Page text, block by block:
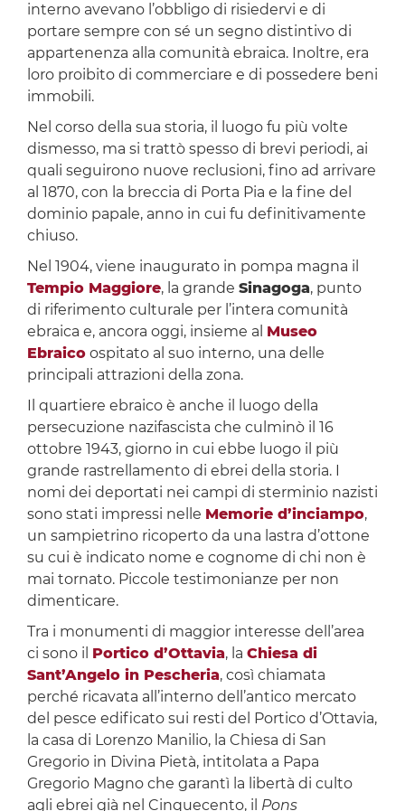
interno avevano l’obbligo di risiedervi e di
portare sempre con sé un segno distintivo di
appartenenza alla comunità ebraica. Inoltre, era
loro proibito di commerciare e di possedere beni
immobili.
Nel corso della sua storia, il luogo fu più volte
dismesso, ma si trattò spesso di brevi periodi, ai
quali seguirono nuove reclusioni, fino ad arrivare
al 1870, con la breccia di Porta Pia e la fine del
dominio papale, anno in cui fu definitivamente
chiuso.
Nel 1904, viene inaugurato in pompa magna il
Tempio Maggiore, la grande Sinagoga, punto
di riferimento culturale per l’intera comunità
ebraica e, ancora oggi, insieme al Museo
Ebraicoospitato al suo interno, una delle
principali attrazioni della zona.
Il quartiere ebraico è anche il luogo della
persecuzione nazifascista che culminò il 16
ottobre 1943, giorno in cui ebbe luogo il più
grande rastrellamento di ebrei della storia. I
nomi dei deportati nei campi di sterminio nazisti
sono stati impressi nelle Memorie d’inciampo,
un sampietrino ricoperto da una lastra d’ottone
su cui è indicato nome e cognome di chi non è
mai tornato. Piccole testimonianze per non
dimenticare.
Tra i monumenti di maggior interesse dell’area
ci sono il Portico d’Ottavia, la Chiesa di
Sant’Angelo in Pescheria, così chiamata
perché ricavata all’interno dell’antico mercato
del pesce edificato sui resti del Portico d’Ottavia,
la casa di Lorenzo Manilio, la Chiesa di San
Gregorio in Divina Pietà, intitolata a Papa
Gregorio Magno che garantì la libertà di culto
agli ebrei già nel Cinquecento, il Pons